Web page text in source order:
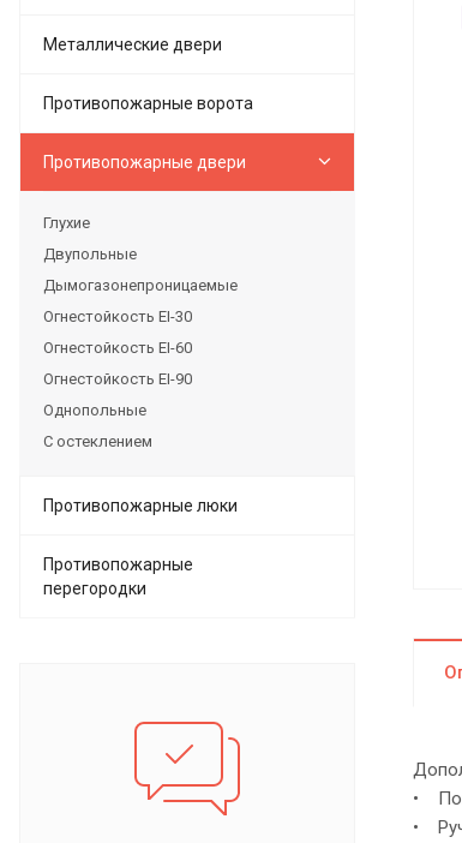
•
•
Металлические двери
Противопожарные ворота
Противопожарные двери
Глухие
Двупольные
Дымогазонепроницаемые
Огнестойкость EI-30
Огнестойкость EI-60
Огнестойкость EI-90
Однопольные
С остеклением
Противопожарные люки
Противопожарные
перегородки